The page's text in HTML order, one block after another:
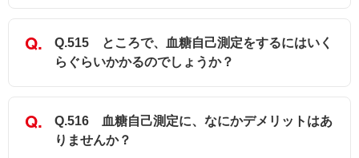
Q.515 ところで、血糖自己測定をするにはいく
らぐらいかかるのでしょうか？
Q.516 血糖自己測定に、なにかデメリットはあ
りませんか？